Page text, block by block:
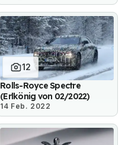
12
Rolls-Royce Spectre
(Erlkönig von 02/2022)
14 Feb. 2022